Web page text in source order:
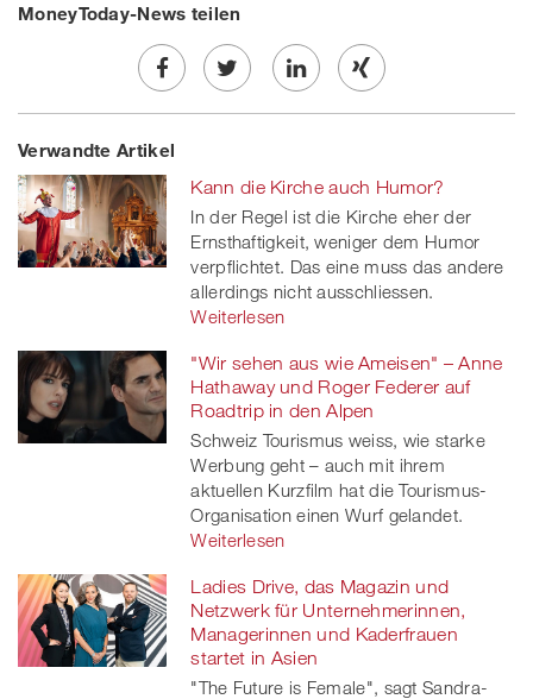
MoneyToday-News teilen
Share
on
Facebook
Twe
on
twitt
er
Share
linkedin
Share
Xing
Verwandte Artikel
Kann die Kirche auch Humor?
In der Regel ist die Kirche eher der
Ernsthaftigkeit, weniger dem Humor
verpflichtet. Das eine muss das andere
allerdings nicht ausschliessen.
Weiterlesen
"Wir sehen aus wie Ameisen" – Anne
Hathaway und Roger Federer auf
Roadtrip in den Alpen
Schweiz Tourismus weiss, wie starke
Werbung geht – auch mit ihrem
aktuellen Kurzfilm hat die Tourismus-
Organisation einen Wurf gelandet.
Weiterlesen
Ladies Drive, das Magazin und
Netzwerk für Unternehmerinnen,
Managerinnen und Kaderfrauen
startet in Asien
"The Future is Female", sagt Sandra-